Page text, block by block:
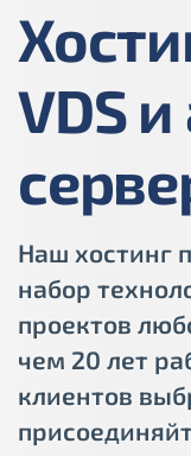
VDS
Наш хостинг
набор
проектов
чем 20 лет
клиентов